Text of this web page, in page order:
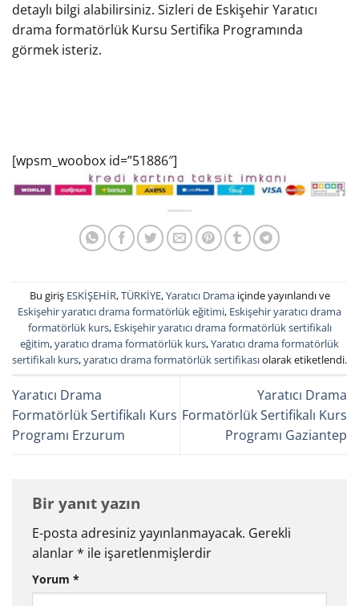
detaylı bilgi alabilirsiniz. Sizleri de Eskişehir Yaratıcı
drama formatörlük Kursu Sertifika Programında
görmek isteriz.
[wpsm_woobox id=”51886″]
Bu giriş ESKİŞEHİR,TÜRKİYE,Yaratıcı Dramaiçinde yayınlandı ve
Eskişehir yaratıcı drama formatörlük eğitimi, Eskişehir yaratıcı drama
formatörlük kurs, Eskişehir yaratıcı drama formatörlük sertifikalı
eğitim,yaratıcı drama formatörlük kurs,Yaratıcı drama formatörlük
sertifikalı kurs,yaratıcı drama formatörlük sertifikasıolarak etiketlendi.
Yaratıcı Drama
Formatörlük Sertifikalı Kurs
Programı Erzurum
Yaratıcı Drama
Formatörlük Sertifikalı Kurs
Programı Gaziantep
Bir yanıt yazın
E-posta adresiniz yayınlanmayacak. Gerekli
alanlar* ile işaretlenmişlerdir
Yorum *